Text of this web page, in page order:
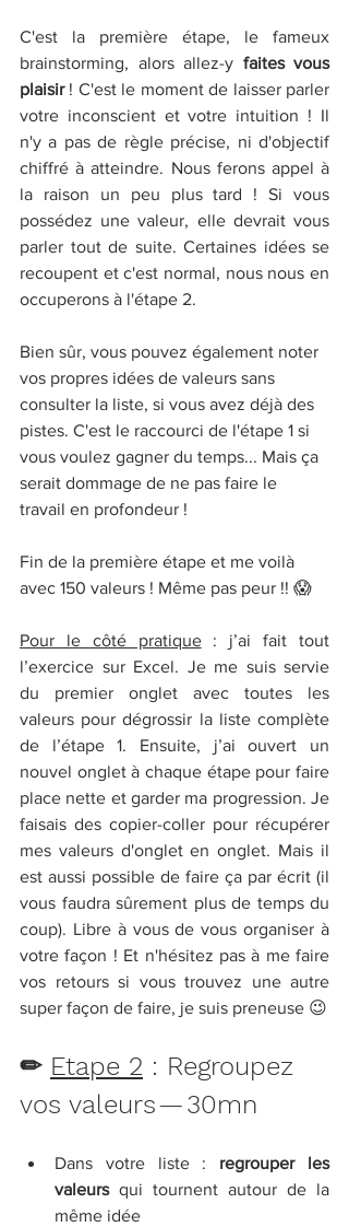
C'est la première étape, le fameux
brainstorming, alors allez-y faites vous
plaisir ! C'est le moment de laisser parler
votre inconscient et votre intuition ! Il
n'y a pas de règle précise, ni d'objectif
chiffré à atteindre. Nous ferons appel à
la raison un peu plus tard ! Si vous
possédez une valeur, elle devrait vous
parler tout de suite. Certaines idées se
recoupent et c'est normal, nous nous en
occuperons à l'étape 2.
Bien sûr, vous pouvez également noter
vos propres idées de valeurs sans
consulter la liste, si vous avez déjà des
pistes. C'est le raccourci de l'étape 1 si
vous voulez gagner du temps... Mais ça
serait dommage de ne pas faire le
travail en profondeur !
Fin de la première étape et me voilà
avec 150 valeurs ! Même pas peur !! 😱
Pour le côté pratique : j’ai fait tout
l’exercice sur Excel. Je me suis servie
du premier onglet avec toutes les
valeurs pour dégrossir la liste complète
de l’étape 1. Ensuite, j’ai ouvert un
nouvel onglet à chaque étape pour faire
place nette et garder ma progression. Je
faisais des copier-coller pour récupérer
mes valeurs d'onglet en onglet. Mais il
est aussi possible de faire ça par écrit (il
vous faudra sûrement plus de temps du
coup). Libre à vous de vous organiser à
votre façon ! Et n'hésitez pas à me faire
vos retours si vous trouvez une autre
super façon de faire, je suis preneuse 😉
✏ Etape 2 : Regroupez
vos valeurs — 30mn
Dans votre liste : regrouper les
valeurs qui tournent autour de la
même idée